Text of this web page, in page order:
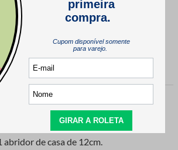
ou Verde.
DO PRODUTO
Plastico | Cortador 100% Aço
abridor de casa de 12cm.